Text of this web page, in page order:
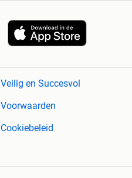
Veilig en Succesvol
Voorwaarden
Cookiebeleid